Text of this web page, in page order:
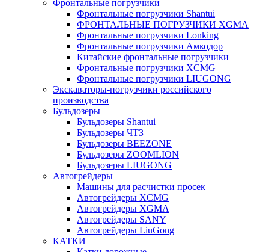
Фронтальные погрузчики
Фронтальные погрузчики Shantui
ФРОНТАЛЬНЫЕ ПОГРУЗЧИКИ XGMA
Фронтальные погрузчики Lonking
Фронтальные погрузчики Амкодор
Китайские фронтальные погрузчики
Фронтальные погрузчики XCMG
Фронтальные погрузчики LIUGONG
Экскаваторы-погрузчики российского
производства
Бульдозеры
Бульдозеры Shantui
Бульдозеры ЧТЗ
Бульдозеры BEEZONE
Бульдозеры ZOOMLION
Бульдозеры LIUGONG
Автогрейдеры
Машины для расчистки просек
Автогрейдеры XCMG
Автогрейдеры XGMA
Автогрейдеры SANY
Автогрейдеры LiuGong
КАТКИ